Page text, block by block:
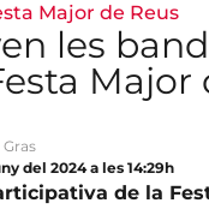
Major de Reus
les
Major
del 2024 a les 14:29h
de la